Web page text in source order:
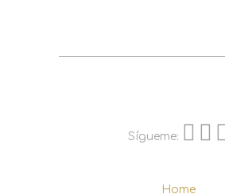
Sígueme:
Home